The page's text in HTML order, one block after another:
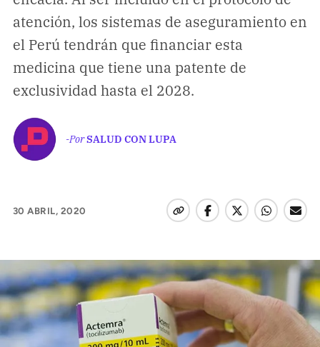
Medio ambiente
Salud mental
Género
Sobremesa
FORMATOS
Entrevistas
Biblioterapia
APÓYANOS
Pon tu lupa sobre lo
que importa
atención, los sistemas de aseguramiento en
el Perú tendrán que financiar esta
medicina que tiene una patente de
exclusividad hasta el 2028.
-PorSALUD CON LUPA
30 ABRIL, 2020